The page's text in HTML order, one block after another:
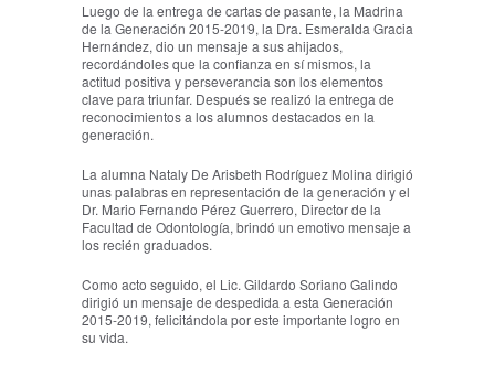
Luego de la entrega de cartas de pasante, la Madrina
de la Generación 2015-2019, la Dra. Esmeralda Gracia
Hernández, dio un mensaje a sus ahijados,
recordándoles que la confianza en sí mismos, la
actitud positiva y perseverancia son los elementos
clave para triunfar. Después se realizó la entrega de
reconocimientos a los alumnos destacados en la
generación.
La alumna Nataly De Arisbeth Rodríguez Molina dirigió
unas palabras en representación de la generación y el
Dr. Mario Fernando Pérez Guerrero, Director de la
Facultad de Odontología, brindó un emotivo mensaje a
los recién graduados.
Como acto seguido, el Lic. Gildardo Soriano Galindo
dirigió un mensaje de despedida a esta Generación
2015-2019, felicitándola por este importante logro en
su vida.